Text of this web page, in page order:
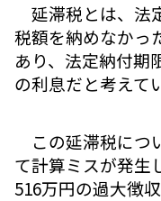
延滞税とは、法
税額を納めなかっ
あり、法定納付期
の利息だと考えて
この延滞税につ
て計算ミスが発生
516万円の過大徴